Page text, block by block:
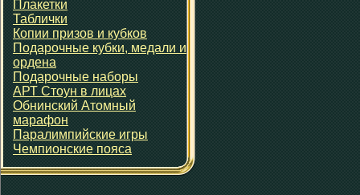
Плакетки
Таблички
Копии призов и кубков
Подарочные кубки, медали и
ордена
Подарочные наборы
АРТ Стоун в лицах
Обнинский Атомный
марафон
Паралимпийские игры
Чемпионские пояса